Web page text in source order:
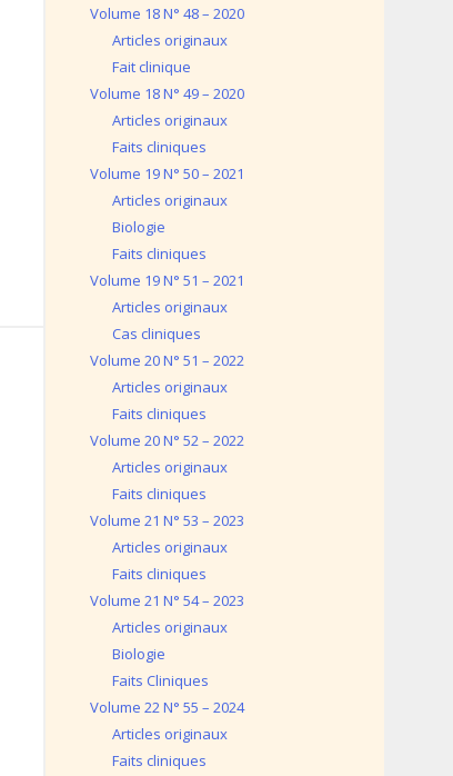
Volume 18 N° 48 – 2020
Articles originaux
Fait clinique
Volume 18 N° 49 – 2020
Articles originaux
Faits cliniques
Volume 19 N° 50 – 2021
Articles originaux
Biologie
Faits cliniques
Volume 19 N° 51 – 2021
Articles originaux
Cas cliniques
Volume 20 N° 51 – 2022
Articles originaux
Faits cliniques
Volume 20 N° 52 – 2022
Articles originaux
Faits cliniques
Volume 21 N° 53 – 2023
Articles originaux
Faits cliniques
Volume 21 N° 54 – 2023
Articles originaux
Biologie
Faits Cliniques
Volume 22 N° 55 – 2024
Articles originaux
Faits cliniques